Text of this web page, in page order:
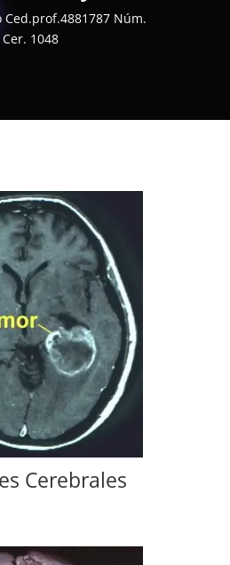
Núm.
Cer. 1048
Cerebrales